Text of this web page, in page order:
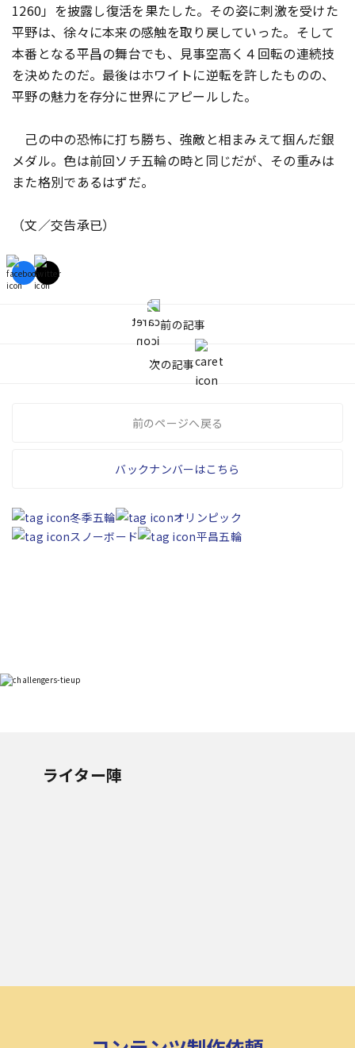
1260」を披露し復活を果たした。その姿に刺激を受けた
平野は、徐々に本来の感触を取り戻していった。そして
本番となる平昌の舞台でも、見事空高く４回転の連続技
を決めたのだ。最後はホワイトに逆転を許したものの、
平野の魅力を存分に世界にアピールした。
己の中の恐怖に打ち勝ち、強敵と相まみえて掴んだ銀
メダル。色は前回ソチ五輪の時と同じだが、その重みは
また格別であるはずだ。
（文／交告承已）
前の記事
次の記事
前のページへ戻る
バックナンバーはこちら
冬季五輪
オリンピック
スノーボード
平昌五輪
ライター陣